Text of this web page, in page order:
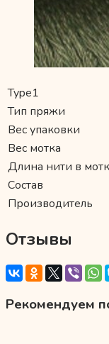
Type1
Тип пряжи
Вес упаковки
Вес мотка
Длина нити в
Состав
Производитель
Отзывы
Рекомендуем